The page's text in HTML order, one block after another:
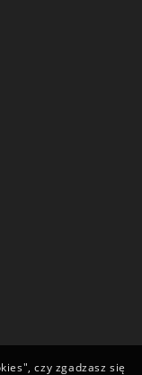
czy zgadzasz się